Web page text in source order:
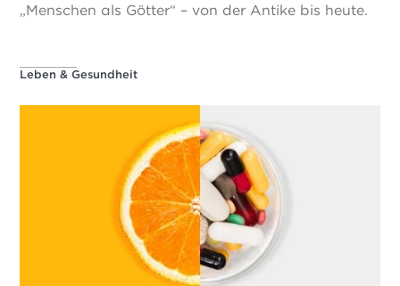
„Menschen als Götter“ – von der Antike bis heute.
Leben & Gesundheit